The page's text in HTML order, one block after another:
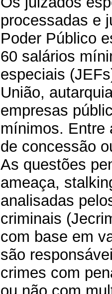
processadas e
Poder Público
60 salários
especiais
União,
empresas
mínimos. Entre
de concessão
As questões
ameaça,
analisadas
criminais
com base em
são
crimes com